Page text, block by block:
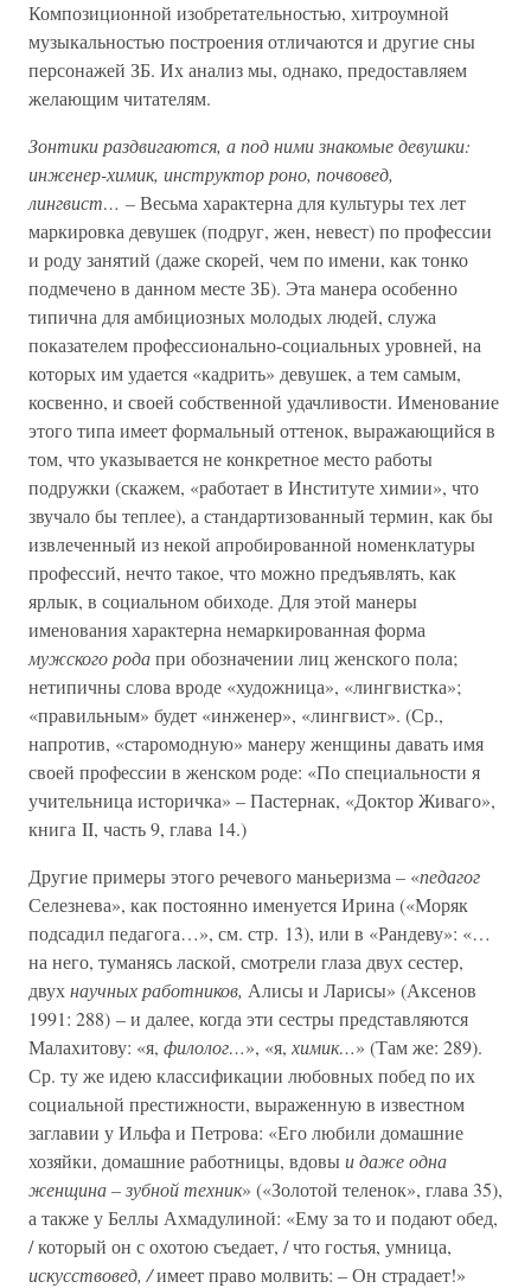
Композиционной изобретательностью, хитроумной
музыкальностью построения отличаются и другие сны
персонажей ЗБ. Их анализ мы, однако, предоставляем
желающим читателям.
Зонтики раздвигаются, а под ними знакомые девушки:
инженер-химик, инструктор роно, почвовед,
лингвист… –Весьма характерна для культуры тех лет
маркировка девушек (подруг, жен, невест) по профессии
и роду занятий (даже скорей, чем по имени, как тонко
подмечено в данном месте ЗБ). Эта манера особенно
типична для амбициозных молодых людей, служа
показателем профессионально-социальных уровней, на
которых им удается «кадрить» девушек, а тем самым,
косвенно, и своей собственной удачливости. Именование
этого типа имеет формальный оттенок, выражающийся в
том, что указывается не конкретное место работы
подружки (скажем, «работает в Институте химии», что
звучало бы теплее), а стандартизованный термин, как бы
извлеченный из некой апробированной номенклатуры
профессий, нечто такое, что можно предъявлять, как
ярлык, в социальном обиходе. Для этой манеры
именования характерна немаркированная форма
мужского родапри обозначении лиц женского пола;
нетипичны слова вроде «художница», «лингвистка»;
«правильным» будет «инженер», «лингвист». (Ср.,
напротив, «старомодную» манеру женщины давать имя
своей профессии в женском роде: «По специальности я
учительница историчка» – Пастернак, «Доктор Живаго»,
книга II, часть 9, глава 14.)
Другие примеры этого речевого маньеризма – «педагог
Селезнева», как постоянно именуется Ирина («Моряк
подсадил педагога…», см. стр. 13), или в «Рандеву»: «…
на него, туманясь лаской, смотрели глаза двух сестер,
двухнаучных работников, Алисы и Ларисы» (Аксенов
1991: 288) – и далее, когда эти сестры представляются
Малахитову: «я, филолог…», «я, химик…» (Там же: 289).
Ср. ту же идею классификации любовных побед по их
социальной престижности, выраженную в известном
заглавии у Ильфа и Петрова: «Его любили домашние
хозяйки, домашние работницы, вдовыи даже одна
женщина – зубной техник» («Золотой теленок», глава 35),
а также у Беллы Ахмадулиной: «Ему за то и подают обед,
/ который он с охотою съедает, / что гостья, умница,
искусствовед, /имеет право молвить: – Он страдает!»